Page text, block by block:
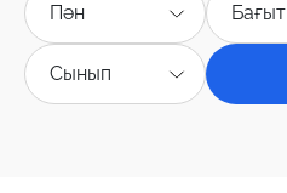
Пән Бағыт
Сынып